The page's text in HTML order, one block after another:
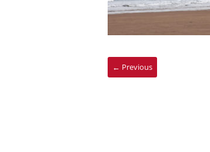
← Previous